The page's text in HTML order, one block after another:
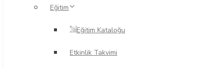
Eğitim
Eğitim Kataloğu
Etkinlik Takvimi